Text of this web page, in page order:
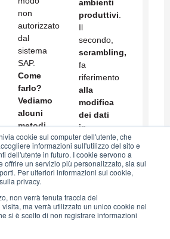
cookie sul computer dell'utente, che
informazioni sull'utilizzo del sito e
dell'utente in futuro. I cookie servono a
offrire un servizio più personalizzato, sia sul
Per ulteriori informazioni sui cookie,
privacy.
non verrà tenuta traccia del
ma verrà utilizzato un unico cookie nel
si è scelto di non registrare informazioni
non
autorizzato
dal
sistema
SAP.
Come
farlo?
Vediamo
alcuni
metodi
inclusi
nella business
suite
SAP ed
altri a
pagamento.
ambienti
produttivi.
Il
secondo,
scrambling,
fa
riferimento
alla
modifica
dei dati
in
ambienti
non
produttivi.